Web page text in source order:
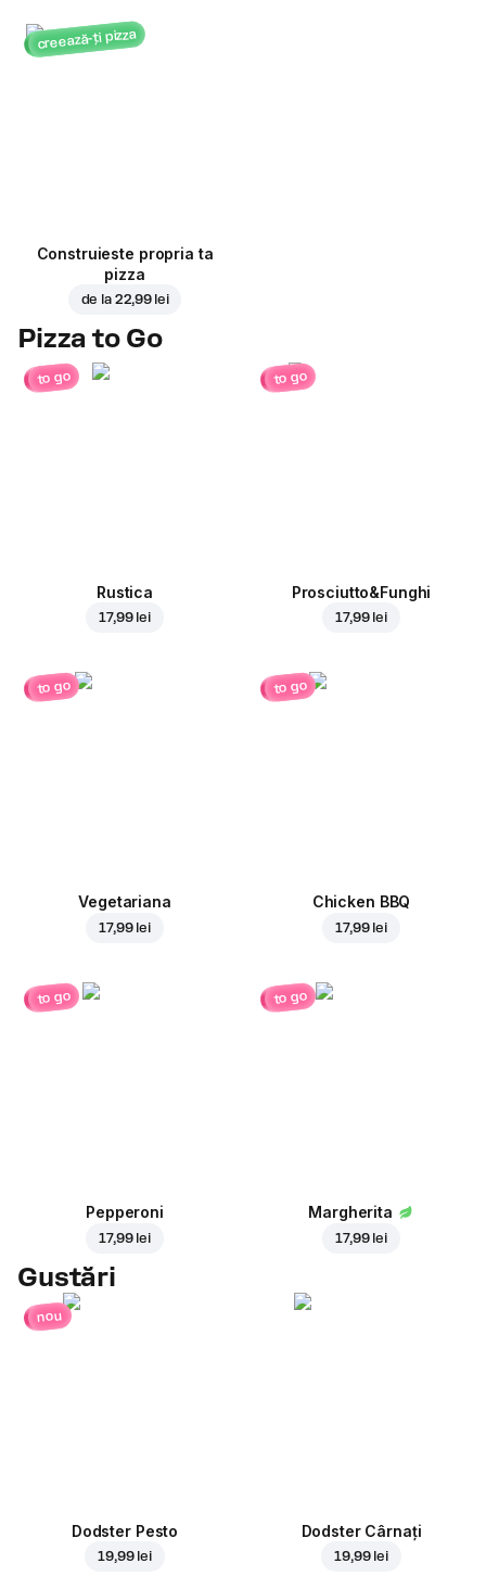
creează-ți pizza
Construieste propria ta
pizza
de la 22,99 lei
Pizza to Go
to go
Rustica
17,99 lei
to go
Prosciutto&Funghi
17,99 lei
to go
Vegetariana
17,99 lei
to go
Chicken BBQ
17,99 lei
to go
Pepperoni
17,99 lei
to go
Margherita
17,99 lei
Gustări
nou
Dodster Pesto
19,99 lei
Dodster Cârnați
19,99 lei